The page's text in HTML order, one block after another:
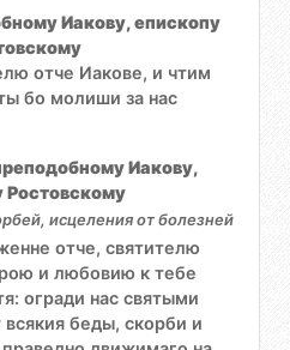
Иакову, епископу
отче Иакове, и чтим
бо молиши за нас
Иакову,
Ростовскому
исцеления от болезней
отче, святителю
и любовию к тебе
огради нас святыми
беды, скорби и